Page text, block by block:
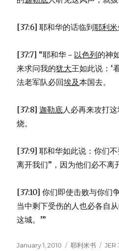
[37:6] 耶和华的话临到耶利米
[37:7] “耶和华－ 以色列的神
来求问我的犹大王如此说：‘
法老军队必回埃及本国去。
[37:8]迦勒底人必再来攻打
烧。
[37:9] 耶和华如此说：你们
离开我们”，因为他们必不离
[37:10] 你们即使击败与你们
当中剩下受伤的人也必各自
这城。’”
Posted
January 1, 2010 Categories
耶利米书 JER